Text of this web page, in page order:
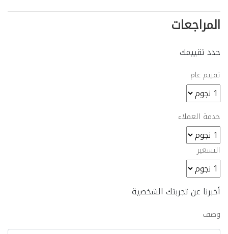
المراجعات
حدد تقييمك
تقييم عام
خدمة العملاء
التسعير
أخبرنا عن تجربتك الشخصية
وصف